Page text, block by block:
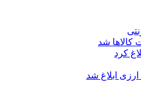
کالاها شد
کرد
ابلاغ شد